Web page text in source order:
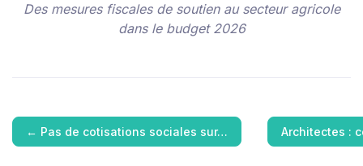
Des mesures fiscales de soutien au secteur agricole
dans le budget 2026
← Pas de cotisations sociales sur… Architectes :